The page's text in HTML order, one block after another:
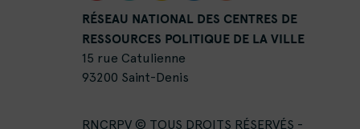
RÉSEAU NATIONAL DES CENTRES DE
RESSOURCES POLITIQUE DE LA VILLE
15 rue Catulienne
93200 Saint-Denis
RNCRPV © TOUS DROITS RÉSERVÉS -